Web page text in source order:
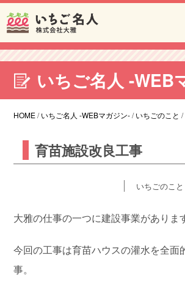
いちご名人 -WEB
HOME/いちご名人 -WEBマガジン-/いちごのこと /
育苗施設改良工事
いちごのこと
大雅の仕事の一つに建設事業がありま
今回の工事は育苗ハウスの灌水を全面
事。